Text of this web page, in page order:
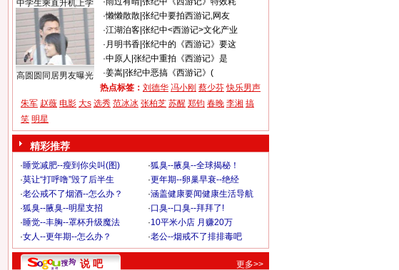
中学生乘直升机上学
高圆圆同居男友曝光
·懒懒散散| 张纪中要拍西游记,网友
·江湖泊客| 张纪中<西游记>文化产业
· 月明书香| 张纪中的《西游记》要这
·中原人 张纪中重拍《西游记》是
·姜嵩| 张纪中恶搞《西游记》(
热点标签： 刘德华 冯小刚 蔡少芬 快乐男声
朱军 赵薇 电影 大s 选秀 范冰冰 张柏芝 苏醒 郑钧 春晚 李湘 搞
笑 明星
精彩推荐
·睡觉减肥--瘦到你尖叫(图) ·狐臭--腋臭--全球揭秘！
·莫让“打呼噜”毁了后半生 ·更年期--卵巢早衰--绝经
·老公戒不了烟酒--怎么办？ ·涵盖健康要闻健康生活导航
·狐臭--腋臭--明星支招 ·口臭--口臭--拜拜了!
·睡觉--丰胸--罩杯升级魔法 ·10平米小店 月赚20万
·女人--更年期--怎么办？ ·老公--烟戒不了排排毒吧
说 吧 更多>>